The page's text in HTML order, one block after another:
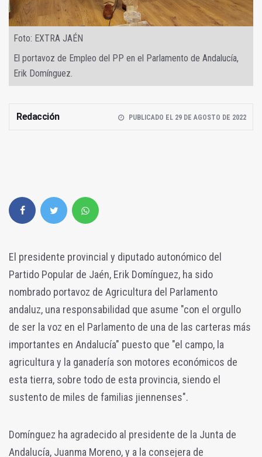
Foto: EXTRA JAÉN
El portavoz de Empleo del PP en el Parlamento de Andalucía,
Erik Domínguez.
Redacción PUBLICADO EL 29 DE AGOSTO DE 2022
El presidente provincial y diputado autonómico del
Partido Popular de Jaén, Erik Domínguez, ha sido
nombrado portavoz de Agricultura del Parlamento
andaluz, una responsabilidad que asume "con el orgullo
de ser la voz en el Parlamento de una de las carteras más
importantes en Andalucía" puesto que "el campo, la
agricultura y la ganadería son motores económicos de
esta tierra, sobre todo de esta provincia, siendo el
sustento de miles de familias jiennenses".
Domínguez ha agradecido al presidente de la Junta de
Andalucía, Juanma Moreno, y a la consejera de